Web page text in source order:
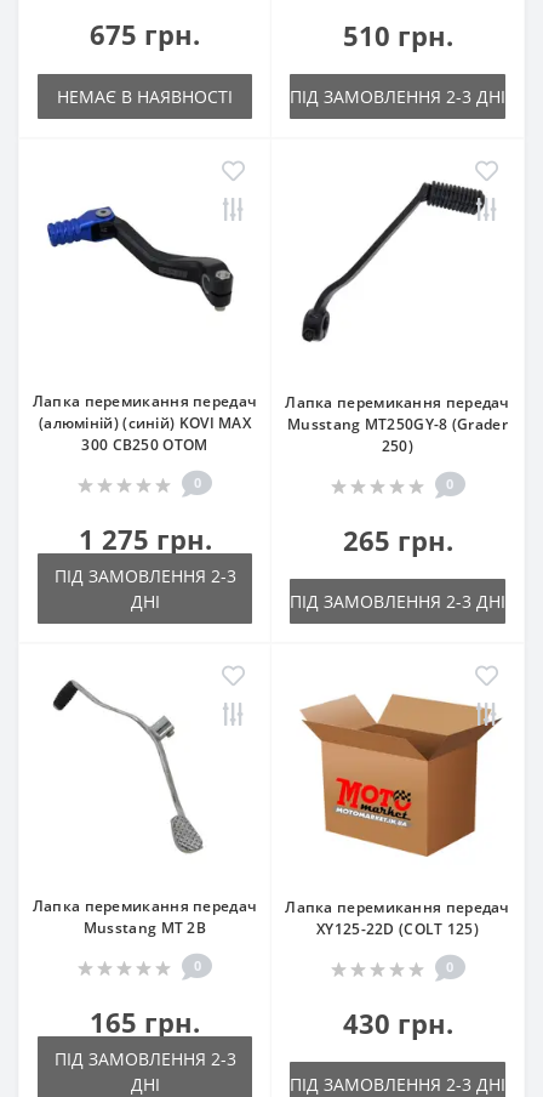
675 грн.
НЕМАЄ В НАЯВНОСТІ
510 грн.
ПІД ЗАМОВЛЕННЯ 2-3 ДНІ
Лапка перемикання передач
(алюміній) (синій) KOVI MAX
300 CB250 OTOM
0
1 275 грн.
ПІД ЗАМОВЛЕННЯ 2-3
ДНІ
Лапка перемикання передач
Musstang MT250GY-8 (Grader
250)
0
265 грн.
ПІД ЗАМОВЛЕННЯ 2-3 ДНІ
Лапка перемикання передач
Musstang MT 2B
0
165 грн.
ПІД ЗАМОВЛЕННЯ 2-3
ДНІ
Лапка перемикання передач
XY125-22D (COLT 125)
0
430 грн.
ПІД ЗАМОВЛЕННЯ 2-3 ДНІ